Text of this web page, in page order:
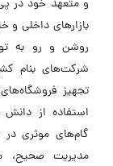
و متعهد خود در پی
بازارهای داخلی
روشن و رو به
شرکت‌های بنام
تجهیز
استفاده از
گام‌های موثری
مدیریت صحیح،